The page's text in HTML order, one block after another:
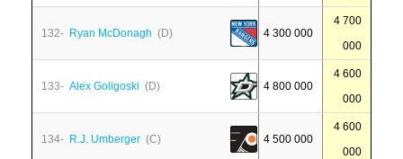
132- Ryan McDonagh (D) 4 300 000
4 700
000
133- Alex Goligoski (D) 4 800 000
4 600
000
134- R.J. Umberger (C) 4 500 000
4 600
000